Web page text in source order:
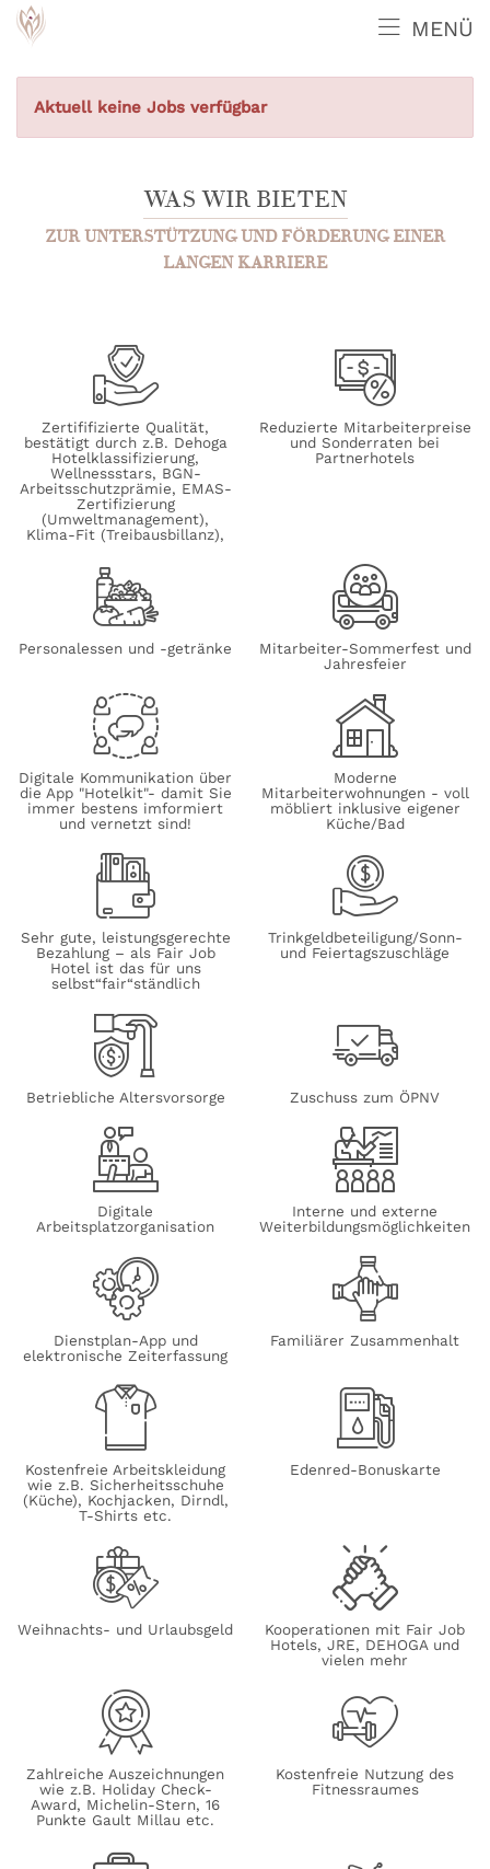
MENÜ
Aktuell keine Jobs verfügbar
WAS WIR BIETEN
ZUR UNTERSTÜTZUNG UND FÖRDERUNG EINER
LANGEN KARRIERE
Zertififizierte Qualität,
bestätigt durch z.B. Dehoga
Hotelklassifizierung,
Wellnessstars, BGN-
Arbeitsschutzprämie, EMAS-
Zertifizierung
(Umweltmanagement),
Klima-Fit (Treibausbillanz),
Reduzierte Mitarbeiterpreise
und Sonderraten bei
Partnerhotels
Personalessen und -getränke
Mitarbeiter-Sommerfest und
Jahresfeier
Digitale Kommunikation über
die App "Hotelkit"- damit Sie
immer bestens imformiert
und vernetzt sind!
Moderne
Mitarbeiterwohnungen - voll
möbliert inklusive eigener
Küche/Bad
Sehr gute, leistungsgerechte
Bezahlung – als Fair Job
Hotel ist das für uns
selbst“fair“ständlich
Trinkgeldbeteiligung/Sonn-
und Feiertagszuschläge
Betriebliche Altersvorsorge Zuschuss zum ÖPNV
Digitale
Arbeitsplatzorganisation
Interne und externe
Weiterbildungsmöglichkeiten
Dienstplan-App und
elektronische Zeiterfassung
Familiärer Zusammenhalt
Kostenfreie Arbeitskleidung
wie z.B. Sicherheitsschuhe
(Küche), Kochjacken, Dirndl,
T-Shirts etc.
Edenred-Bonuskarte
Weihnachts- und Urlaubsgeld
Kooperationen mit Fair Job
Hotels, JRE, DEHOGA und
vielen mehr
Zahlreiche Auszeichnungen
wie z.B. Holiday Check-
Award, Michelin-Stern, 16
Punkte Gault Millau etc.
Kostenfreie Nutzung des
Fitnessraumes